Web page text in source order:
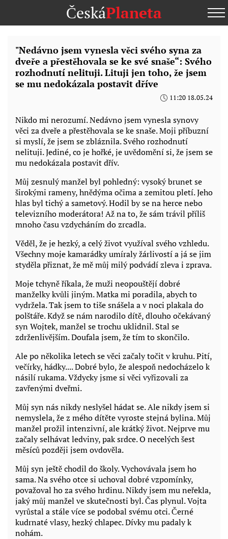
ČeskáPlaneta
"Nedávno jsem vynesla věci svého syna za
dveře a přestěhovala se ke své snaše“: Svého
rozhodnutí nelituji. Lituji jen toho, že jsem
se mu nedokázala postavit dříve
11:20 18.05.24
Nikdo mi nerozumí. Nedávno jsem vynesla synovy
věci za dveře a přestěhovala se ke snaše. Moji příbuzní
si myslí, že jsem se zbláznila. Svého rozhodnutí
nelituji. Jediné, co je hořké, je uvědomění si, že jsem se
mu nedokázala postavit dřív.
Můj zesnulý manžel byl pohledný: vysoký brunet se
širokými rameny, hnědýma očima a zemitou pletí. Jeho
hlas byl tichý a sametový. Hodil by se na herce nebo
televizního moderátora! Až na to, že sám trávil příliš
mnoho času vzdycháním do zrcadla.
Věděl, že je hezký, a celý život využíval svého vzhledu.
Všechny moje kamarádky umíraly žárlivostí a já se jim
styděla přiznat, že mě můj milý podvádí zleva i zprava.
Moje tchyně říkala, že muži neopouštějí dobré
manželky kvůli jiným. Matka mi poradila, abych to
vydržela. Tak jsem to tiše snášela a v noci plakala do
polštáře. Když se nám narodilo dítě, dlouho očekávaný
syn Wojtek, manžel se trochu uklidnil. Stal se
zdrženlivějším. Doufala jsem, že tím to skončilo.
Ale po několika letech se věci začaly točit v kruhu. Pití,
večírky, hádky.... Dobré bylo, že alespoň nedocházelo k
násilí rukama. Vždycky jsme si věci vyřizovali za
zavřenými dveřmi.
Můj syn nás nikdy neslyšel hádat se. Ale nikdy jsem si
nemyslela, že z mého dítěte vyroste stejná bylina. Můj
manžel prožil intenzivní, ale krátký život. Nejprve mu
začaly selhávat ledviny, pak srdce. O necelých šest
měsíců později jsem ovdověla.
Můj syn ještě chodil do školy. Vychovávala jsem ho
sama. Na svého otce si uchoval dobré vzpomínky,
považoval ho za svého hrdinu. Nikdy jsem mu neřekla,
jaký můj manžel ve skutečnosti byl. Čas plynul. Vojta
vyrůstal a stále více se podobal svému otci. Černé
kudrnaté vlasy, hezký chlapec. Dívky mu padaly k
nohám.